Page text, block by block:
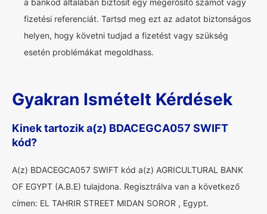
a bankod általában biztosít egy megerősítő számot vagy
fizetési referenciát. Tartsd meg ezt az adatot biztonságos
helyen, hogy követni tudjad a fizetést vagy szükség
esetén problémákat megoldhass.
Gyakran Ismételt Kérdések
Kinek tartozik a(z) BDACEGCA057 SWIFT
kód?
A(z) BDACEGCA057 SWIFT kód a(z) AGRICULTURAL BANK
OF EGYPT (A.B.E) tulajdona. Regisztrálva van a következő
címen: EL TAHRIR STREET MIDAN SOROR , Egypt.